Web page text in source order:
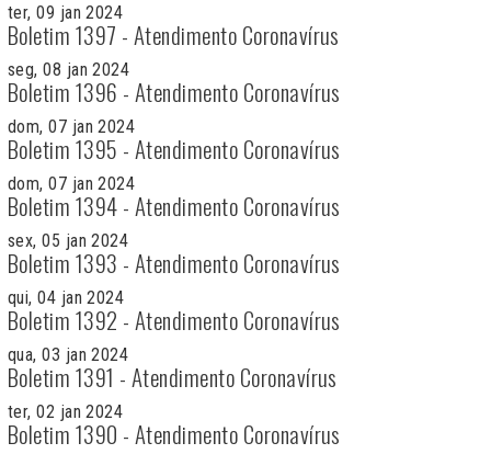
ter, 09 jan 2024
Boletim 1397 - Atendimento Coronavírus
seg, 08 jan 2024
Boletim 1396 - Atendimento Coronavírus
dom, 07 jan 2024
Boletim 1395 - Atendimento Coronavírus
dom, 07 jan 2024
Boletim 1394 - Atendimento Coronavírus
sex, 05 jan 2024
Boletim 1393 - Atendimento Coronavírus
qui, 04 jan 2024
Boletim 1392 - Atendimento Coronavírus
qua, 03 jan 2024
Boletim 1391 - Atendimento Coronavírus
ter, 02 jan 2024
Boletim 1390 - Atendimento Coronavírus